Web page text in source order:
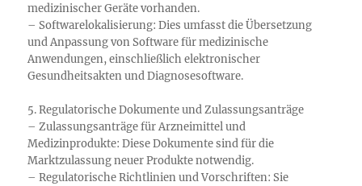
medizinischer Geräte vorhanden.
– Softwarelokalisierung: Dies umfasst die Übersetzung
und Anpassung von Software für medizinische
Anwendungen, einschließlich elektronischer
Gesundheitsakten und Diagnosesoftware.
5. Regulatorische Dokumente und Zulassungsanträge
– Zulassungsanträge für Arzneimittel und
Medizinprodukte: Diese Dokumente sind für die
Marktzulassung neuer Produkte notwendig.
– Regulatorische Richtlinien und Vorschriften: Sie